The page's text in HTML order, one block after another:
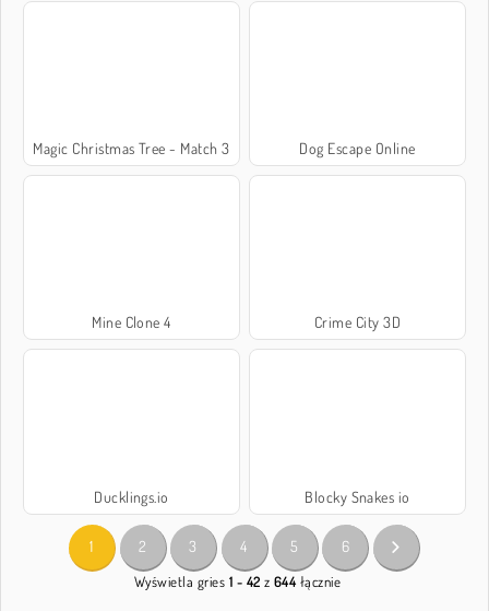
Magic Christmas Tree - Match 3 Dog Escape Online
Mine Clone 4 Crime City 3D
Ducklings.io Blocky Snakes io
1 2 3 4 5 6
Wyświetla gries 1 - 42 z 644 łącznie